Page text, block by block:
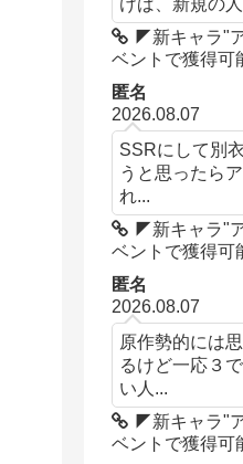
◤新キャラ"
ベントで獲得可
匿名
2026.08.07
SSRにして別
うと思ったら
れ...
◤新キャラ"
ベントで獲得可
匿名
2026.08.07
原作勢的には
るけど一応３
い人...
◤新キャラ"
ベントで獲得可